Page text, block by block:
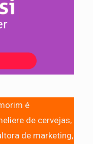
é
de cervejas,
de marketing,